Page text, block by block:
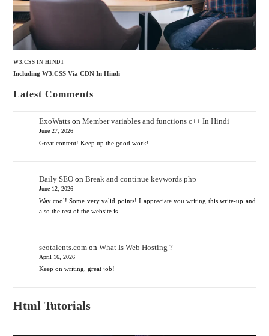
W3.CSS IN HINDI
Including W3.CSS Via CDN In Hindi
Latest Comments
ExoWattson Member variables and functions c++ In Hindi
June 27, 2026
Great content! Keep up the good work!
Daily SEOon Break and continue keywords php
June 12, 2026
Way cool! Some very valid points! I appreciate you writing this write-up and
also the rest of the website is…
seotalents.comon What Is Web Hosting ?
April 16, 2026
Keep on writing, great job!
Html Tutorials